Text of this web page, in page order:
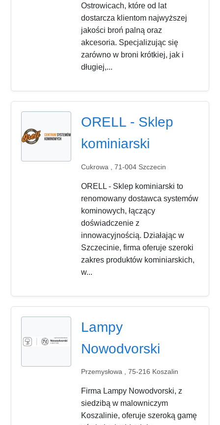
Ostrowicach, które od lat
dostarcza klientom najwyższej
jakości broń palną oraz
akcesoria. Specjalizując się
zarówno w broni krótkiej, jak i
długiej,...
ORELL - Sklep
kominiarski
Cukrowa , 71-004 Szczecin
ORELL - Sklep kominiarski to
renomowany dostawca systemów
kominowych, łączący
doświadczenie z
innowacyjnością. Działając w
Szczecinie, firma oferuje szeroki
zakres produktów kominiarskich,
w...
Lampy
Nowodvorski
Przemysłowa , 75-216 Koszalin
Firma Lampy Nowodvorski, z
siedzibą w malowniczym
Koszalinie, oferuje szeroką gamę